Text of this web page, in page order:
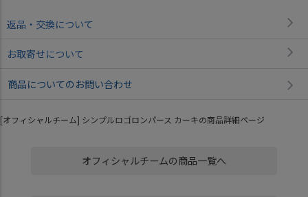
返品・交換について
お取寄せについて
商品についてのお問い合わせ
[オフィシャルチーム] シンプルロゴロンパース カーキの商品詳細ページ
オフィシャルチームの商品一覧へ